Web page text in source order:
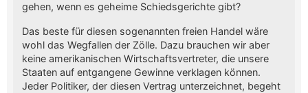
gehen, wenn es geheime Schiedsgerichte gibt?
Das beste für diesen sogenannten freien Handel wäre
wohl das Wegfallen der Zölle. Dazu brauchen wir aber
keine amerikanischen Wirtschaftsvertreter, die unsere
Staaten auf entgangene Gewinne verklagen können.
Jeder Politiker, der diesen Vertrag unterzeichnet, begeht